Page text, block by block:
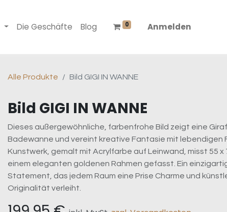
Die Geschäfte Blog 0 Anmelden
Alle Produkte Bild GIGI IN WANNE
Bild GIGI IN WANNE
Dieses außergewöhnliche, farbenfrohe Bild zeigt eine
Badewanne und vereint kreative Fantasie mit lebendigen
Kunstwerk, gemalt mit Acrylfarbe auf Leinwand, misst 55 x
einem eleganten goldenen Rahmen gefasst. Ein
Statement, das jedem Raum eine Prise Charme und
Originalität verleiht.